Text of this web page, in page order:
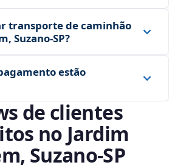
transporte de caminhão
Suzano‑SP?
estão
de clientes
no Jardim
Suzano‑SP